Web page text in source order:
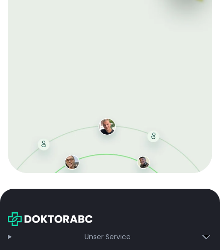
bei jeder Bestellung, erhalten schnelle Lieferung und
Unser Service